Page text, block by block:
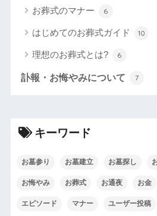
お葬式のマナー 6
はじめてのお葬式ガイド 10
理想のお葬式とは? 6
訃報・お悔やみについて 7
キーワード
お墓参り お墓建立 お墓探し
お悔やみ お葬式 お通夜 お金
エピソード マナー ユーザー投稿